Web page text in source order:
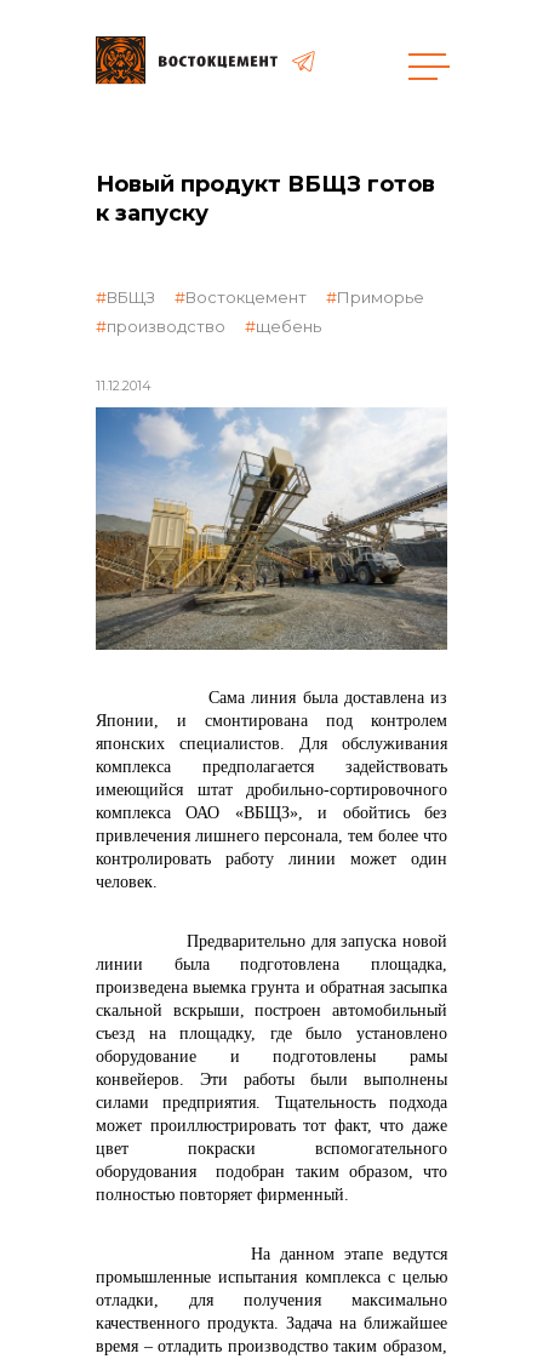
Закупки
реализация неликвидов
контакты отдела закупок
Контакты
+7 (423) 234 50 50
info@vostokcement.ru
Новый продукт ВБЩЗ готов
к запуску
11.12.2014
ВБЩЗ Востокцемент
Приморье
производство
щебень
Сама линия была доставлена из
Японии, и смонтирована под контролем
японских специалистов. Для обслуживания
комплекса предполагается задействовать
имеющийся штат дробильно-сортировочного
комплекса ОАО «ВБЩЗ», и обойтись без
привлечения лишнего персонала, тем более что
контролировать работу линии может один
человек.
Предварительно для запуска новой
линии была подготовлена площадка,
произведена выемка грунта и обратная засыпка
скальной вскрыши, построен автомобильный
съезд на площадку, где было установлено
оборудование и подготовлены рамы
конвейеров. Эти работы были выполнены
силами предприятия. Тщательность подхода
может проиллюстрировать тот факт, что даже
цвет покраски вспомогательного
оборудования подобран таким образом, что
полностью повторяет фирменный.
На данном этапе ведутся
промышленные испытания комплекса с целью
отладки, для получения максимально
качественного продукта. Задача на ближайшее
время – отладить производство таким образом,